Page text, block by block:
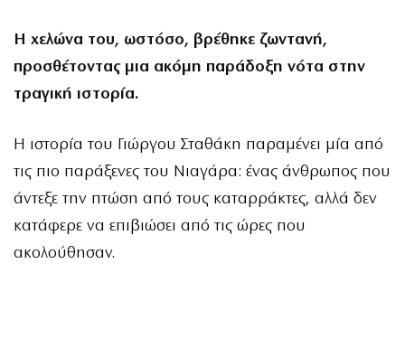
Η χελώνα του, ωστόσο, βρέθηκε ζωντανή,
προσθέτοντας μια ακόμη παράδοξη νότα στην
τραγική ιστορία.
Η ιστορία του Γιώργου Σταθάκη παραμένει μία από
τις πιο παράξενες του Νιαγάρα: ένας άνθρωπος που
άντεξε την πτώση από τους καταρράκτες, αλλά δεν
κατάφερε να επιβιώσει από τις ώρες που
ακολούθησαν.